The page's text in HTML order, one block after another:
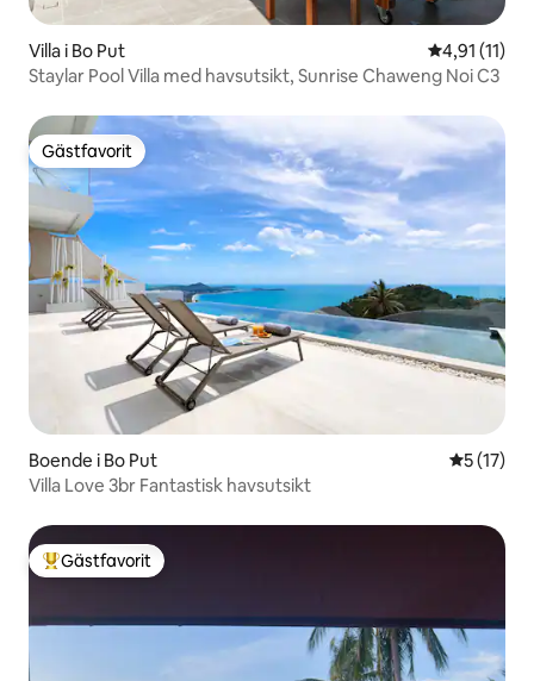
Villa i Bo Put 4,91 av 5 i
4,91 (11)
Staylar Pool Villa med havsutsikt, Sunrise Chaweng Noi C3
Gästfavorit
Gästfavorit
Boende i Bo Put 5 av 5 i
5 (17)
Villa Love 3br Fantastisk havsutsikt
Populär gästfavorit
Gästfavorit